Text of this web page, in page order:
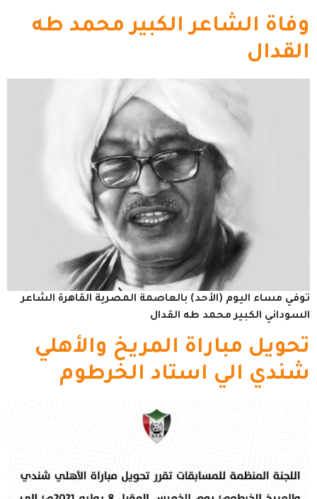
وفاة الشاعر الكبير محمد طه
القدال
توفي مساء اليوم (الأحد) بالعاصمة المصرية القاهرة الشاعر
السوداني الكبير محمد طه القدال
تحويل مباراة المريخ والأهلي
شندي الي استاد الخرطوم